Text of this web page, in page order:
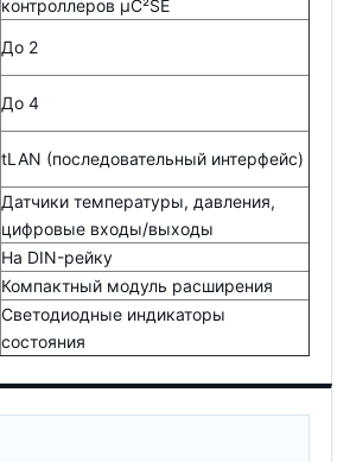
контроллеров μC²SE
До 2
До 4
tLAN (последовательный интерфейс)
Датчики температуры, давления,
цифровые входы/выходы
На DIN-рейку
Компактный модуль расширения
Светодиодные индикаторы
состояния